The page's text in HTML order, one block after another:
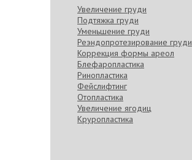
Увеличение груди
Подтяжка груди
Уменьшение груди
Реэндопротезирование груди
Коррекция формы ареол
Блефаропластика
Ринопластика
Фейслифтинг
Отопластика
Увеличение ягодиц
Круропластика